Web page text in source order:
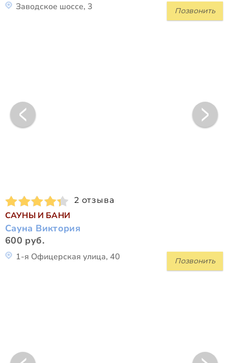
Позвонить
Заводское шоссе, 3
2 отзыва
САУНЫ И БАНИ
Сауна Виктория
600 руб.
Позвонить
1-я Офицерская улица, 40